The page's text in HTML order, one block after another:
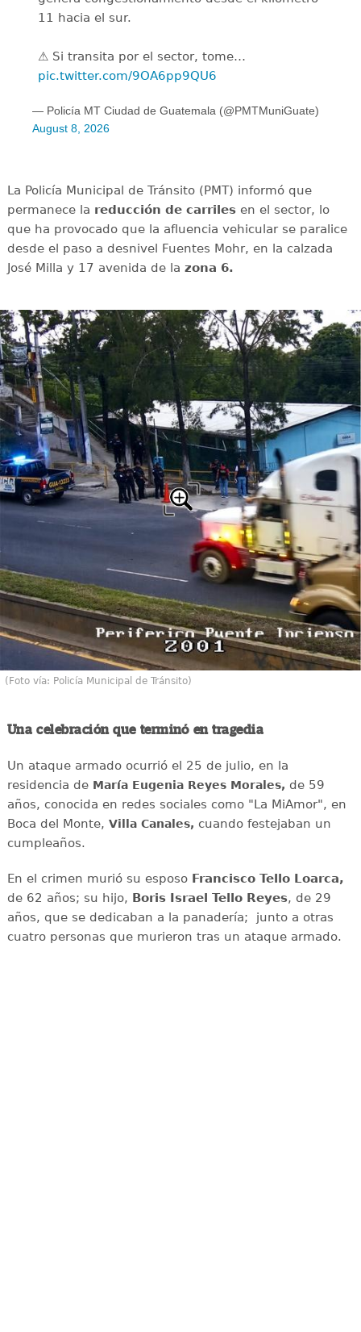
11 hacia el sur.
⚠️ Si transita por el sector, tome…
pic.twitter.com/9OA6pp9QU6
— Policía MT Ciudad de Guatemala (@PMTMuniGuate)
August 8, 2026
La Policía Municipal de Tránsito (PMT) informó que
permanece la reducción de carrilesen el sector, lo
que ha provocado que la afluencia vehicular se paralice
desde el paso a desnivel Fuentes Mohr, en la calzada
José Milla y 17 avenida de la zona 6.
(Foto vía: Policía Municipal de Tránsito)
Una celebración que terminó en tragedia
Un ataque armado ocurrió el 25 de julio, en la
residencia de María Eugenia Reyes Morales, de 59
años, conocida en redes sociales como "La MiAmor", en
Boca del Monte, Villa Canales, cuando festejaban un
cumpleaños.
En el crimen murió su esposoFrancisco Tello Loarca,
de 62 años; su hijo, Boris Israel Tello Reyes, de 29
años, que se dedicaban a la panadería; junto a otras
cuatro personas que murieron tras un ataque armado.